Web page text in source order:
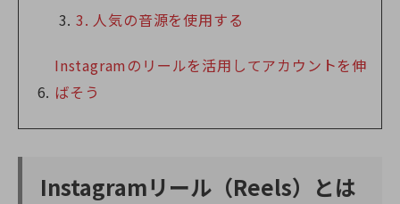
3. 人気の音源を使用する
Instagramのリールを活用してアカウントを伸
ばそう
Instagramリール（Reels）とは